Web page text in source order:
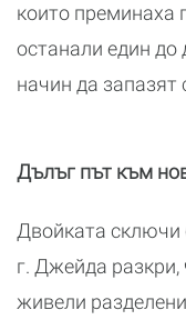
които преминаха
останали един до
начин да запазят
Дълъг път към
Двойката сключи
г. Джейда
живели